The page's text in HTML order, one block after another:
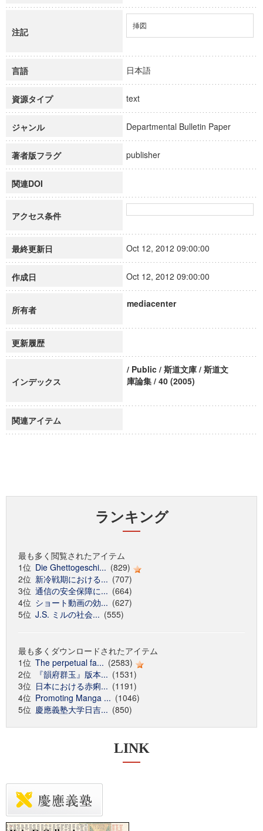
注記
挿図
言語 日本語
資源タイプ text
ジャンル Departmental Bulletin Paper
著者版フラグ publisher
関連DOI
アクセス条件
最終更新日 Oct 12, 2012 09:00:00
作成日 Oct 12, 2012 09:00:00
所有者
mediacenter
更新履歴
インデックス
/ Public / 斯道文庫 / 斯道文
庫論集 / 40 (2005)
関連アイテム
ランキング
最も多く閲覧されたアイテム
1位 Die Ghettogeschi... (829)
2位 新冷戦期における... (707)
3位 通信の安全保障に... (664)
4位 ショート動画の効... (627)
5位 J.S. ミルの社会... (555)
最も多くダウンロードされたアイテム
1位 The perpetual fa... (2583)
2位
『韻府群玉』版本... (1531)
3位 日本における赤痢... (1191)
4位 Promoting Manga ... (1046)
5位 慶應義塾大学日吉... (850)
LINK